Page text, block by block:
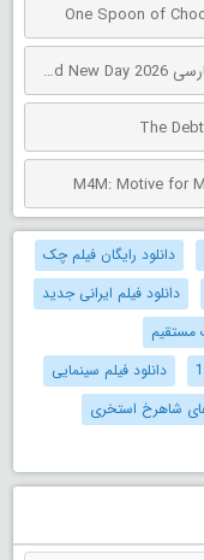
دانلود فیلم مرد عنکبوتی: روز کاملاً جدید دوبله فارسی Spider-Man: Brand New Day 2026
دانلود رایگان فیلم چک
دانلود فیلم ایرانی جدید
مستقیم
دانلود فیلم سینمایی
شاهرخ استخری